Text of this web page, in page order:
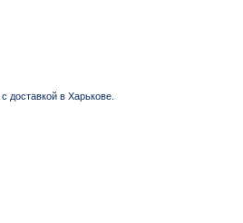
доставкой в Харькове.